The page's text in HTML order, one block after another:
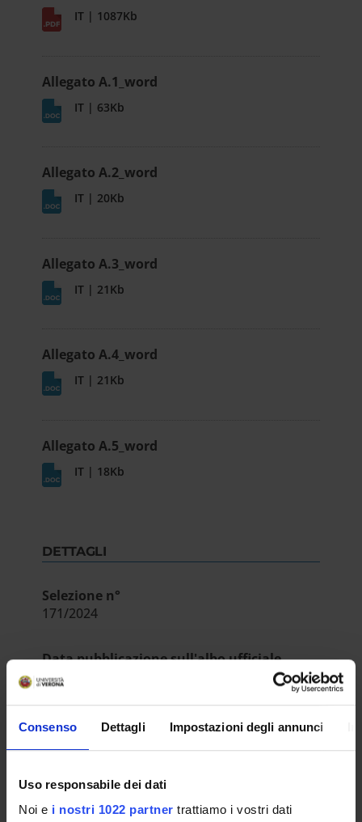
Consenso Dettagli Impostazioni degli annunci
Uso responsabile dei dati
Noi e i nostri 1022 partner trattiamo i vostri dati
IT | 1087Kb
Allegato A.1_word
IT | 63Kb
Allegato A.2_word
IT | 20Kb
Allegato A.3_word
IT | 21Kb
Allegato A.4_word
IT | 21Kb
Allegato A.5_word
IT | 18Kb
DETTAGLI
Selezione n°
171/2024
Data pubblicazione sull'albo ufficiale
22-gen-2024
Dipartimento
Approvazione atti e graduatoria